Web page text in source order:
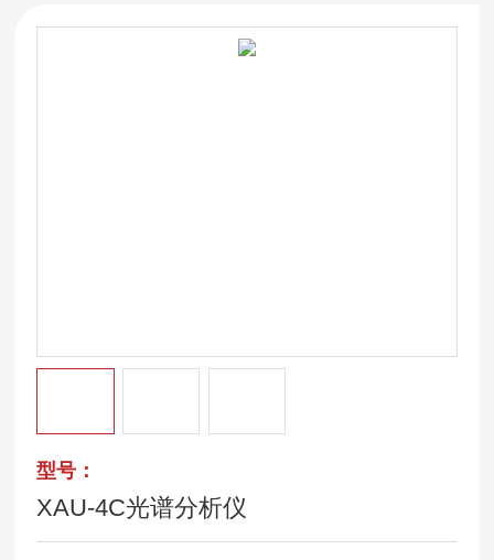
型号：
XAU-4C光谱分析仪